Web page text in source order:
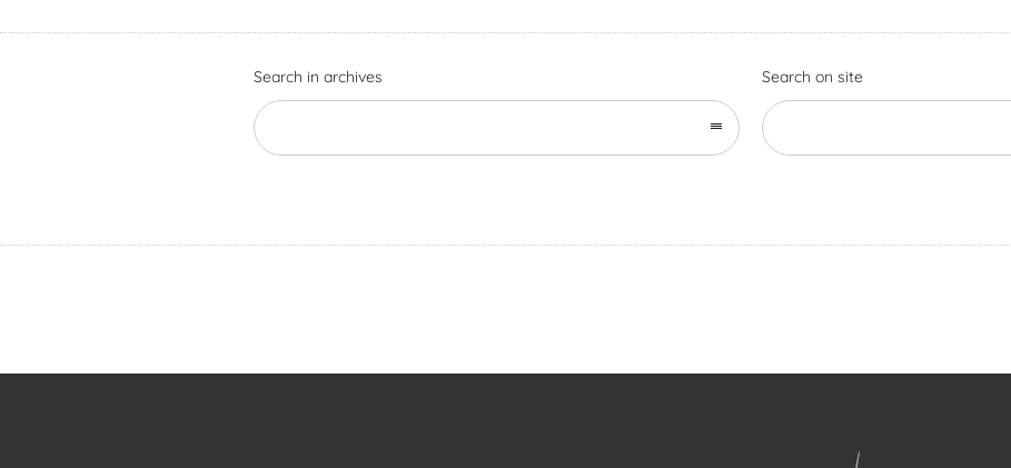
Search in archives Search on site